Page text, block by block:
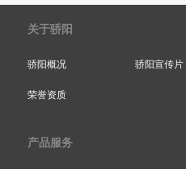
关于骄阳
骄阳概况 骄阳宣传片
荣誉资质
产品服务